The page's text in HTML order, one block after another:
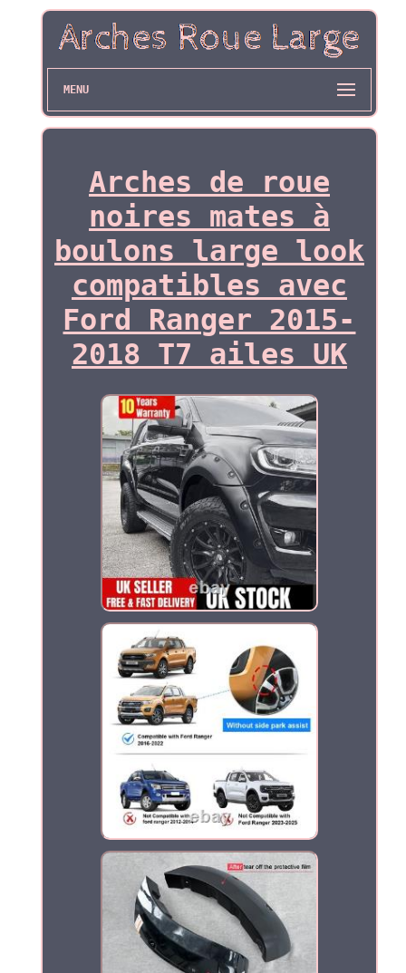
MENU
Arches de roue
noires mates à
boulons large look
compatibles avec
Ford Ranger 2015-
2018 T7 ailes UK